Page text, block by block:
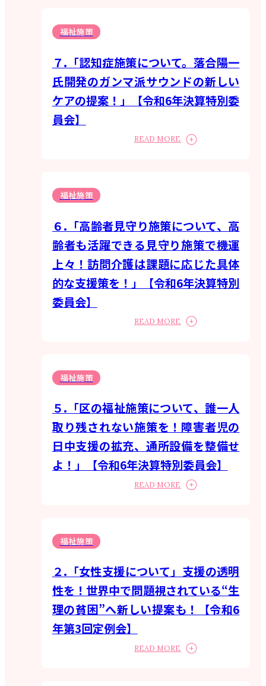
福祉施策
７.「認知症施策について。落合陽一
氏開発のガンマ派サウンドの新しい
ケアの提案！」【令和6年決算特別委
員会】
READ MORE
福祉施策
６.「高齢者見守り施策について、高
齢者も活躍できる見守り施策で機運
上々！訪問介護は課題に応じた具体
的な支援策を！」【令和6年決算特別
委員会】
READ MORE
福祉施策
５.「区の福祉施策について、誰一人
取り残されない施策を！障害者児の
日中支援の拡充、通所設備を整備せ
よ！」【令和6年決算特別委員会】
READ MORE
福祉施策
２.「女性支援について」支援の透明
性を！世界中で問題視されている“生
理の貧困”へ新しい提案も！【令和6
年第3回定例会】
READ MORE